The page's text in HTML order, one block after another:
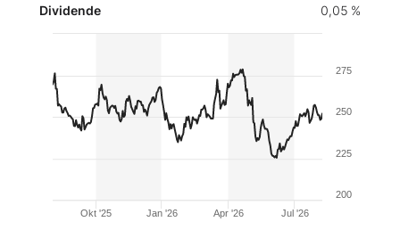
Dividende
0,05 %
Okt '25 Jan '26 Apr '26 Jul '26
200
225
250
275